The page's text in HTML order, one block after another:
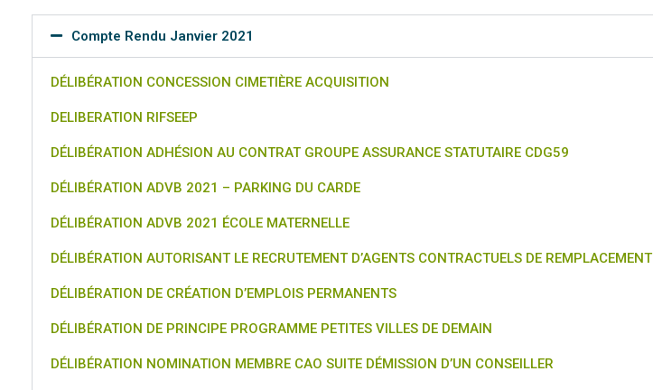
Compte Rendu Janvier 2021
DÉLIBÉRATION CONCESSION CIMETIÈRE ACQUISITION
DELIBERATION RIFSEEP
DÉLIBÉRATION ADHÉSION AU CONTRAT GROUPE ASSURANCE STATUTAIRE CDG59
DÉLIBÉRATION ADVB 2021 – PARKING DU CARDE
DÉLIBÉRATION ADVB 2021 ÉCOLE MATERNELLE
DÉLIBÉRATION AUTORISANT LE RECRUTEMENT D’AGENTS CONTRACTUELS DE REMPLACEMENT
DÉLIBÉRATION DE CRÉATION D’EMPLOIS PERMANENTS
DÉLIBÉRATION DE PRINCIPE PROGRAMME PETITES VILLES DE DEMAIN
DÉLIBÉRATION NOMINATION MEMBRE CAO SUITE DÉMISSION D’UN CONSEILLER